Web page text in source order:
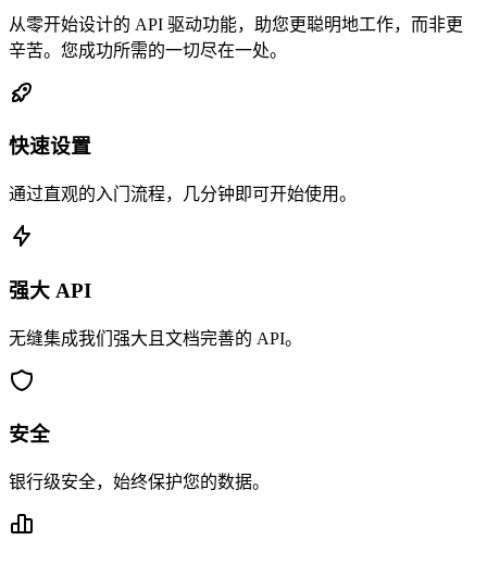
从零开始设计的 API 驱动功能，助您更聪明地工作，而非更
辛苦。您成功所需的一切尽在一处。
快速设置
通过直观的入门流程，几分钟即可开始使用。
强大 API
无缝集成我们强大且文档完善的 API。
安全
银行级安全，始终保护您的数据。